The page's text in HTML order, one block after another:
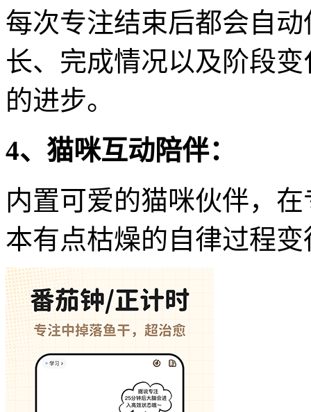
每次专注结束后都会自
长、完成情况以及阶段
的进步。
4、猫咪互动陪伴：
内置可爱的猫咪伙伴，
本有点枯燥的自律过程